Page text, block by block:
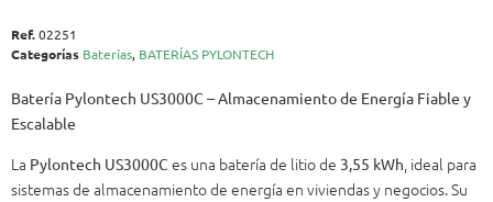
Ref.02251
Categorías Baterías, BATERÍAS PYLONTECH
Batería Pylontech US3000C – Almacenamiento de Energía Fiable y
Escalable
La Pylontech US3000C es una batería de litio de 3,55 kWh, ideal para
sistemas de almacenamiento de energía en viviendas y negocios. Su